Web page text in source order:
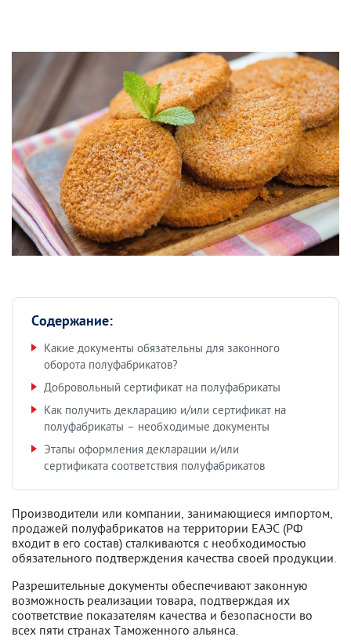
Содержание:
Какие документы обязательны для законного
оборота полуфабрикатов?
Добровольный сертификат на полуфабрикаты
Как получить декларацию и/или сертификат на
полуфабрикаты – необходимые документы
Этапы оформления декларации и/или
сертификата соответствия полуфабрикатов
Производители или компании, занимающиеся импортом,
продажей полуфабрикатов на территории ЕАЭС (РФ
входит в его состав) сталкиваются с необходимостью
обязательного подтверждения качества своей продукции.
Разрешительные документы обеспечивают законную
возможность реализации товара, подтверждая их
соответствие показателям качества и безопасности во
всех пяти странах Таможенного альянса.